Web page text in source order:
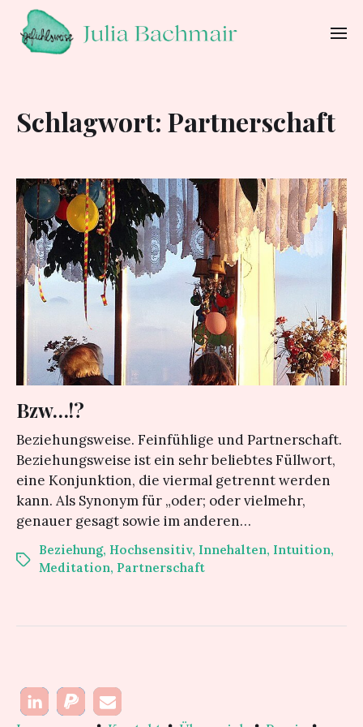
Schlagwort: Partnerschaft
Bzw…!?
Beziehungsweise. Feinfühlige und Partnerschaft.
Beziehungsweise ist ein sehr beliebtes Füllwort,
eine Konjunktion, die viermal getrennt werden
kann. Als Synonym für „oder; oder vielmehr,
genauer gesagt sowie im anderen…
Beziehung, Hochsensitiv, Innehalten, Intuition,
Meditation, Partnerschaft